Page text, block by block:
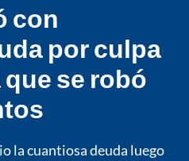
con
por culpa
se robó
la cuantiosa deuda luego